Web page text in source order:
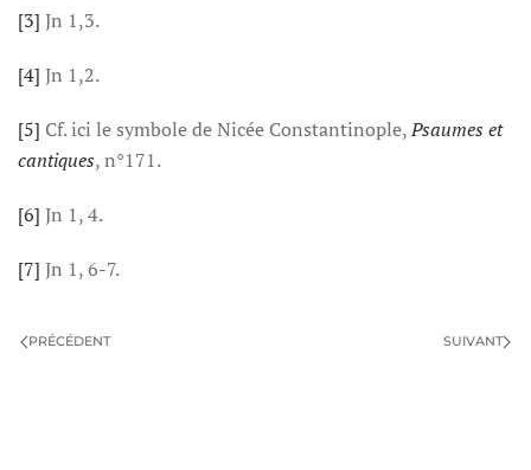
[3] Jn 1,3.
[4] Jn 1,2.
[5] Cf. ici le symbole de Nicée Constantinople,Psaumes et
cantiques, n°171.
[6] Jn 1, 4.
[7] Jn 1, 6-7.
PRÉCÉDENT SUIVANT